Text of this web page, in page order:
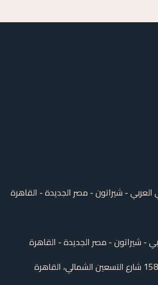
القطعة رقم ،158 شارع التسعين الشمالي، القاهرة